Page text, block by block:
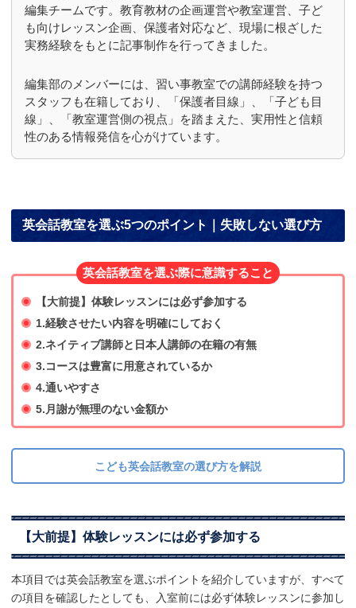
編集チームです。教育教材の企画運営や教室運営、子ど
も向けレッスン企画、保護者対応など、現場に根ざした
実務経験をもとに記事制作を行ってきました。
編集部のメンバーには、習い事教室での講師経験を持つ
スタッフも在籍しており、「保護者目線」、「子ども目
線」、「教室運営側の視点」を踏まえた、実用性と信頼
性のある情報発信を心がけています。
英会話教室を選ぶ5つのポイント｜失敗しない選び方
英会話教室を選ぶ際に意識すること
【大前提】体験レッスンには必ず参加する
1.経験させたい内容を明確にしておく
2.ネイティブ講師と日本人講師の在籍の有無
3.コースは豊富に用意されているか
4.通いやすさ
5.月謝が無理のない金額か
こども英会話教室の選び方を解説
【大前提】体験レッスンには必ず参加する
本項目では英会話教室を選ぶポイントを紹介していますが、すべて
の項目を確認したとしても、入室前には必ず体験レッスンに参加し